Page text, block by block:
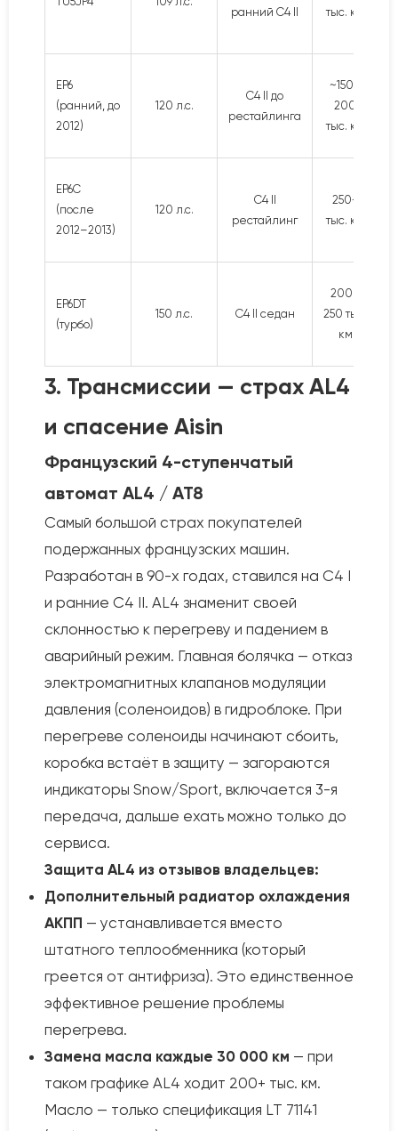
ранний C4 II
тыс. км
EP6
(ранний, до
2012)
120 л.с.
C4 II до
рестайлинга
~150–
200
тыс. км
EP6C
(после
2012–2013)
120 л.с.
C4 II
рестайлинг
250+
тыс. км
EP6DT
(турбо)
150 л.с. C4 II седан
200–
250 тыс.
км
3. Трансмиссии — страх AL4
и спасение Aisin
Французский 4-ступенчатый
автомат AL4 / AT8
Самый большой страх покупателей
подержанных французских машин.
Разработан в 90-х годах, ставился на C4 I
и ранние C4 II. AL4 знаменит своей
склонностью к перегреву и падением в
аварийный режим. Главная болячка — отказ
электромагнитных клапанов модуляции
давления (соленоидов) в гидроблоке. При
перегреве соленоиды начинают сбоить,
коробка встаёт в защиту — загораются
индикаторы Snow/Sport, включается 3-я
передача, дальше ехать можно только до
сервиса.
Защита AL4 из отзывов владельцев:
Дополнительный радиатор охлаждения
АКПП — устанавливается вместо
штатного теплообменника (который
греется от антифриза). Это единственное
эффективное решение проблемы
перегрева.
Замена масла каждые 30 000 км — при
таком графике AL4 ходит 200+ тыс. км.
Масло — только спецификация LT 71141